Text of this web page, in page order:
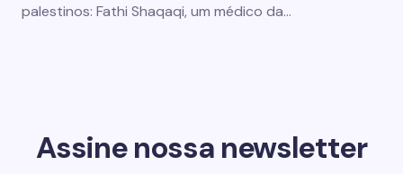
palestinos: Fathi Shaqaqi, um médico da…
Assine nossa newsletter